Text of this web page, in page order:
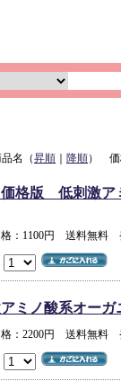
名（昇順 降順） 価
格版 低刺激ア
格：1100円 送料無料
ミノ酸系オーガ
格：2200円 送料無料